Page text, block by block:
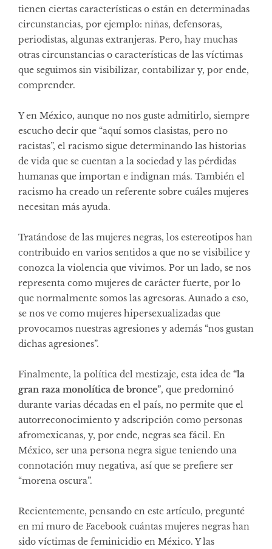
tienen ciertas características o están en determinadas
circunstancias, por ejemplo: niñas, defensoras,
periodistas, algunas extranjeras. Pero, hay muchas
otras circunstancias o características de las víctimas
que seguimos sin visibilizar, contabilizar y, por ende,
comprender.
Y en México, aunque no nos guste admitirlo, siempre
escucho decir que “aquí somos clasistas, pero no
racistas”, el racismo sigue determinando las historias
de vida que se cuentan a la sociedad y las pérdidas
humanas que importan e indignan más. También el
racismo ha creado un referente sobre cuáles mujeres
necesitan más ayuda.
Tratándose de las mujeres negras, los estereotipos han
contribuido en varios sentidos a que no se visibilice y
conozca la violencia que vivimos. Por un lado, se nos
representa como mujeres de carácter fuerte, por lo
que normalmente somos las agresoras. Aunado a eso,
se nos ve como mujeres hipersexualizadas que
provocamos nuestras agresiones y además “nos gustan
dichas agresiones”.
Finalmente, la política del mestizaje, esta idea de “la
gran raza monolítica de bronce”, que predominó
durante varias décadas en el país, no permite que el
autorreconocimiento y adscripción como personas
afromexicanas, y, por ende, negras sea fácil. En
México, ser una persona negra sigue teniendo una
connotación muy negativa, así que se prefiere ser
“morena oscura”.
Recientemente, pensando en este artículo, pregunté
en mi muro de Facebook cuántas mujeres negras han
sido víctimas de feminicidio en México. Y las